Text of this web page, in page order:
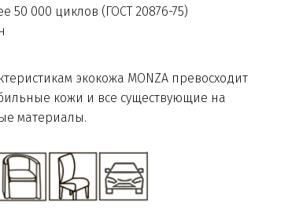
50 000 циклов (ГОСТ 20876-75)
экокожа MONZA превосходит
кожи и все существующие на
материалы.